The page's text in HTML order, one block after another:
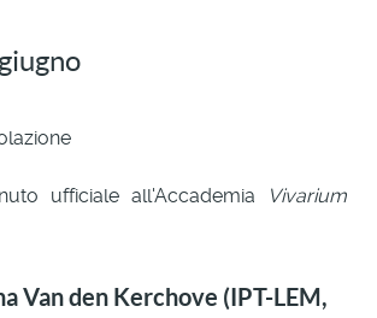
ufficiale all'Accademia
Vivarium
Van den Kerchove (IPT-LEM,